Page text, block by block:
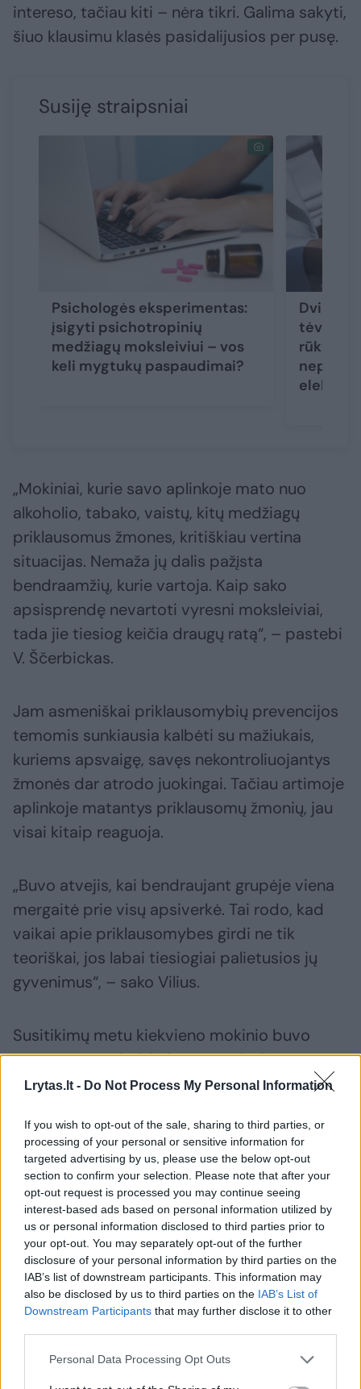
Lrytas.lt - Do Not Process My Personal Information
If you wish to opt-out of the sale, sharing to third parties, or
processing of your personal or sensitive information for
targeted advertising by us, please use the below opt-out
section to confirm your selection. Please note that after your
opt-out request is processed you may continue seeing
interest-based ads based on personal information utilized by
us or personal information disclosed to third parties prior to
your opt-out. You may separately opt-out of the further
disclosure of your personal information by third parties on the
IAB’s list of downstream participants. This information may
also be disclosed by us to third parties on the IAB’s List of
Downstream Participants that may further disclose it to other
Personal Data Processing Opt Outs
intereso, tačiau kiti – nėra tikri. Galima sakyti,
šiuo klausimu klasės pasidalijusios per pusę.
Susiję straipsniai
Psichologės eksperimentas:
įsigyti psichotropinių
medžiagų moksleiviui – vos
keli mygtukų paspaudimai?
Dvigubi
tėvai
rūkymo
„Mokiniai, kurie savo aplinkoje mato nuo
alkoholio, tabako, vaistų, kitų medžiagų
priklausomus žmones, kritiškiau vertina
situacijas. Nemaža jų dalis pažįsta
bendraamžių, kurie vartoja. Kaip sako
apsisprendę nevartoti vyresni moksleiviai,
tada jie tiesiog keičia draugų ratą“, – pastebi
V. Ščerbickas.
Jam asmeniškai priklausomybių prevencijos
temomis sunkiausia kalbėti su mažiukais,
kuriems apsvaigę, savęs nekontroliuojantys
žmonės dar atrodo juokingai. Tačiau artimoje
aplinkoje matantys priklausomų žmonių, jau
visai kitaip reaguoja.
„Buvo atvejis, kai bendraujant grupėje viena
mergaitė prie visų apsiverkė. Tai rodo, kad
vaikai apie priklausomybes girdi ne tik
teoriškai, jos labai tiesiogiai palietusios jų
gyvenimus“, – sako Vilius.
Susitikimų metu kiekvieno mokinio buvo
prašoma anonimiškai pažymėti pliusą
popieriaus lapelyje, jei per šiuos metus gavo
sukeliančių medžiagų, neįvardijant konkrečiai,
kokių.
Aistės ir Viliaus lankytose mokyklose
maždaug trečdalis pažymėjo gavę pasiūlymų
vartoti uždraustas medžiagas. Socialiniam
pedagogui tai liudija labai didelį
priklausomybę sukeliančių medžiagų
prieinamumą: „Kalbant apie tuos pačius
„veipus“, manau, prieinamumo mažinimo